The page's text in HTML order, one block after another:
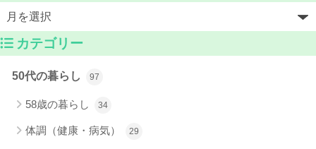
カテゴリー
50代の暮らし 97
58歳の暮らし 34
体調（健康・病気） 29